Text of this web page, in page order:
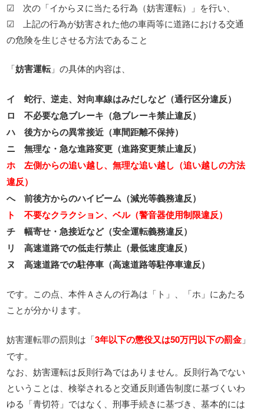
☑ 次の「イからヌに当たる行為（妨害運転）」を行い、
☑ 上記の行為が妨害された他の車両等に道路における交通
の危険を生じさせる方法であること
「妨害運転」の具体的内容は、
イ 蛇行、逆走、対向車線はみだしなど（通行区分違反）
ロ 不必要な急ブレーキ（急ブレーキ禁止違反）
ハ 後方からの異常接近（車間距離不保持）
ニ 無理な・急な進路変更（進路変更禁止違反）
ホ 左側からの追い越し、無理な追い越し（追い越しの方法
違反）
へ 前後方からのハイビーム（減光等義務違反）
ト 不要なクラクション、ベル（警音器使用制限違反）
チ 幅寄せ・急接近など（安全運転義務違反）
リ 高速道路での低走行禁止（最低速度違反）
ヌ 高速道路での駐停車（高速道路等駐停車違反）
です。この点、本件Ａさんの行為は「ト」、「ホ」にあたる
ことが分かります。
妨害運転罪の罰則は「3年以下の懲役又は50万円以下の罰金 」
です。
なお、妨害運転は反則行為ではありません。反則行為でない
ということは、検挙されると交通反則通告制度に基づくいわ
ゆる「青切符」ではなく、刑事手続きに基づき、基本的には